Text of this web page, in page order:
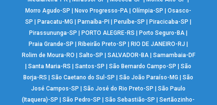
Morro Agudo-SP
Novo Progresso-PA |Olímpia-SP |Osasco-
SP
Paracatu-MG Parnaíba-PI Peruíbe-SP Piracicaba-SP
Pirassununga-SP
PORTO ALEGRE-RS Porto Seguro-BA
Praia Grande-SP
Ribeirão Preto-SP RIO DE JANEIRO-RJ
Rolim de Moura-RO
Salto-SP SALVADOR-BA| Samambaia-DF
|Santa Maria-RS |Santos-SP |São Bernardo Campo-SP |São
Borja-RS
|São Caetano do Sul-SP |São João Paraíso-MG |São
José Campos-SP
|São José do Rio Preto-SP |São Paulo
(Itaquera)-SP
|São Pedro-SP |São Sebastião-SP |Sertãozinho-